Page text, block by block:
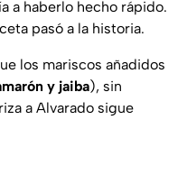
a haberlo hecho rápido.
pasó a la historia.
los mariscos añadidos
y jaiba), sin
a Alvarado sigue